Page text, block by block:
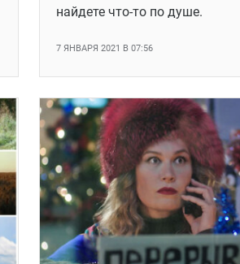
найдете что-то по душе.
7 ЯНВАРЯ 2021 В 07:56